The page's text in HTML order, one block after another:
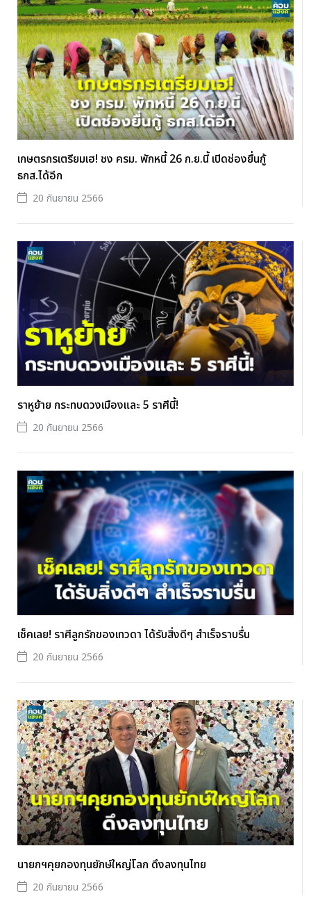
เกษตรกรเตรียมเฮ! ชง ครม. พักหนี้ 26 ก.ย.นี้ เปิดช่องยื่นกู้
ธกส.ได้อีก
20 กันยายน 2566
ราหูย้าย กระทบดวงเมืองและ 5 ราศีนี้!
20 กันยายน 2566
เช็คเลย! ราศีลูกรักของเทวดา ได้รับสิ่งดีๆ สำเร็จราบรื่น
20 กันยายน 2566
นายกฯคุยกองทุนยักษ์ใหญ่โลก ดึงลงทุนไทย
20 กันยายน 2566